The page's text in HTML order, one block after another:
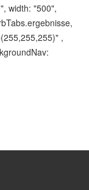
width: "500",
,